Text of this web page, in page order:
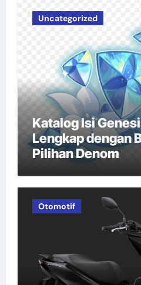
Uncategorized
Katalog Isi
Lengkap dengan
Pilihan Denom
Otomotif